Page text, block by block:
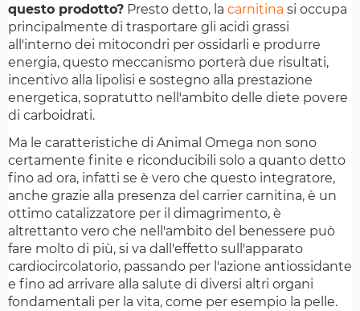
questo prodotto? Presto detto, la carnitina si occupa
principalmente di trasportare gli acidi grassi
all'interno dei mitocondri per ossidarli e produrre
energia, questo meccanismo porterà due risultati,
incentivo alla lipolisi e sostegno alla prestazione
energetica, sopratutto nell'ambito delle diete povere
di carboidrati.
Ma le caratteristiche di Animal Omega non sono
certamente finite e riconducibili solo a quanto detto
fino ad ora, infatti se è vero che questo integratore,
anche grazie alla presenza del carrier carnitina, è un
ottimo catalizzatore per il dimagrimento, è
altrettanto vero che nell'ambito del benessere può
fare molto di più, si va dall'effetto sull'apparato
cardiocircolatorio, passando per l'azione antiossidante
e fino ad arrivare alla salute di diversi altri organi
fondamentali per la vita, come per esempio la pelle.